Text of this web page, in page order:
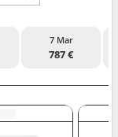
7 Mar
787 €